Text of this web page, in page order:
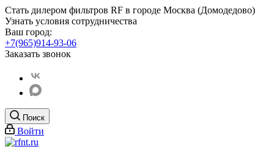
Стать дилером фильтров RF в городе Москва (Домодедово)
Узнать условия сотрудничества
Ваш город:
+7(965)914-93-06
Заказать звонок
Поиск
Войти